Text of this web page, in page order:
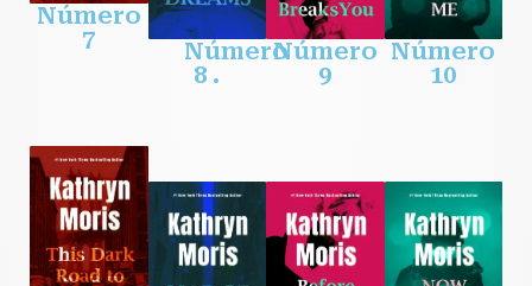
Número
7
Número
8 .
Número
9
Número
10